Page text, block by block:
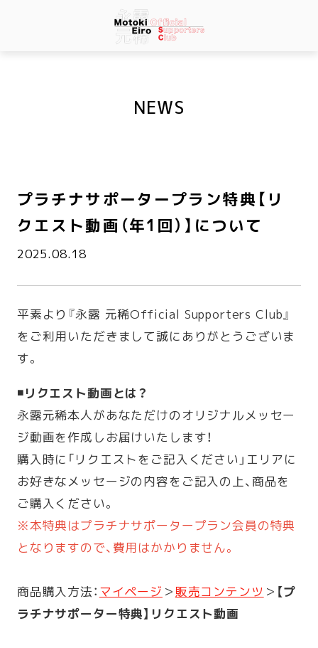
NEWS
プラチナサポータープラン特典【リ
クエスト動画（年1回）】について
2025.08.18
平素より『永露 元稀Official Supporters Club』
をご利用いただきまして誠にありがとうございま
す。
◾️リクエスト動画とは？
永露元稀本人があなただけのオリジナルメッセー
ジ動画を作成しお届けいたします！
購入時に「リクエストをご記入ください」エリアに
お好きなメッセージの内容をご記入の上、商品を
ご購入ください。
※本特典はプラチナサポータープラン会員の特典
となりますので、費用はかかりません。
商品購入方法： マイページ ＞ 販売コンテンツ ＞ 【プ
ラチナサポーター特典】リクエスト動画